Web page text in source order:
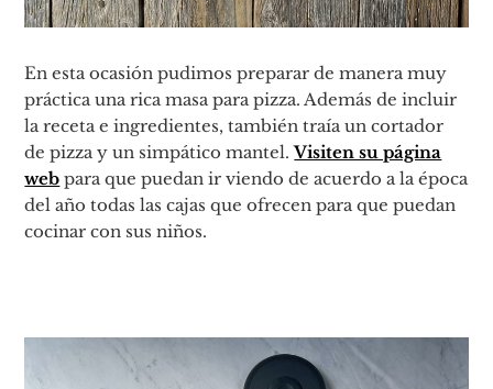
En esta ocasión pudimos preparar de manera muy
práctica una rica masa para pizza. Además de incluir
la receta e ingredientes, también traía un cortador
de pizza y un simpático mantel.Visiten su página
web para que puedan ir viendo de acuerdo a la época
del año todas las cajas que ofrecen para que puedan
cocinar con sus niños.